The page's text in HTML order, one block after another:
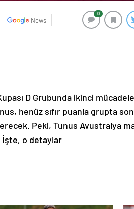
News
0
D Grubunda ikinci
henüz sıfır puanla grupta
Peki, Tunus Avustralya
İşte, o detaylar